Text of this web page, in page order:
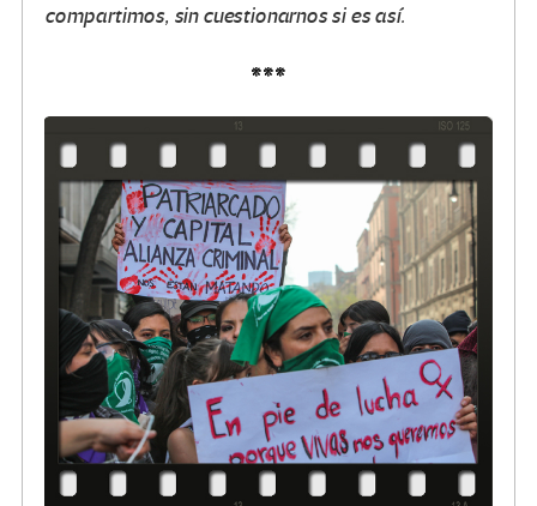
compartimos, sin cuestionarnos si es así.
***